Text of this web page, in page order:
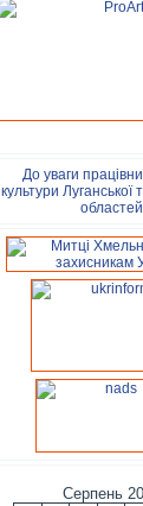
До уваги
культури Луганської
областей
Серпень